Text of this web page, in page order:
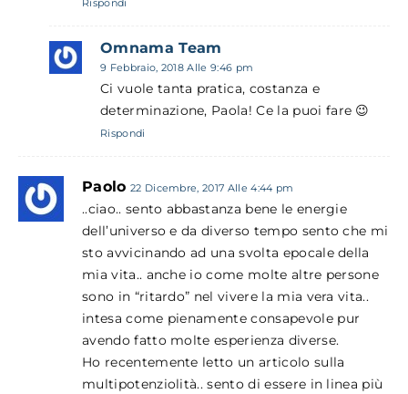
Rispondi
Omnama Team
9 Febbraio, 2018 Alle 9:46 pm
Ci vuole tanta pratica, costanza e
determinazione, Paola! Ce la puoi fare 😉
Rispondi
Paolo 22 Dicembre, 2017 Alle 4:44 pm
..ciao.. sento abbastanza bene le energie
dell’universo e da diverso tempo sento che mi
sto avvicinando ad una svolta epocale della
mia vita.. anche io come molte altre persone
sono in “ritardo” nel vivere la mia vera vita..
intesa come pienamente consapevole pur
avendo fatto molte esperienza diverse.
Ho recentemente letto un articolo sulla
multipotenziolità.. sento di essere in linea più